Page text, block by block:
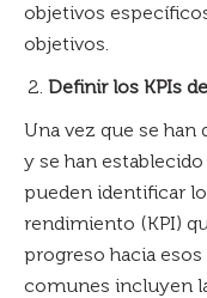
objetivos
objetivos.
Definir los KPIs
Una vez que se
y se han
pueden identificar
rendimiento (KPI)
progreso hacia esos
comunes incluyen